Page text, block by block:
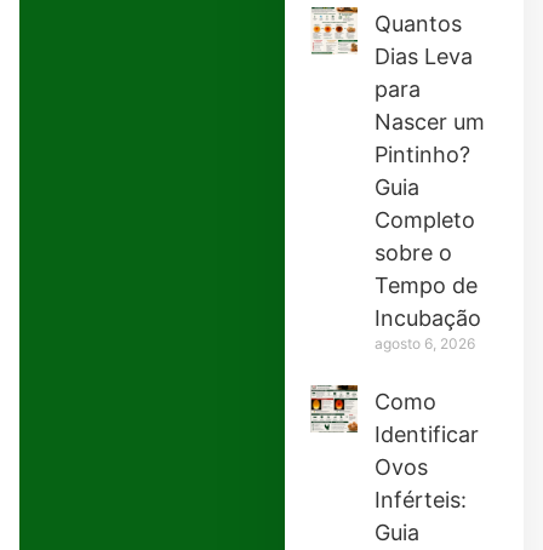
Quantos
Dias Leva
para
Nascer um
Pintinho?
Guia
Completo
sobre o
Tempo de
Incubação
agosto 6, 2026
Como
Identificar
Ovos
Inférteis:
Guia